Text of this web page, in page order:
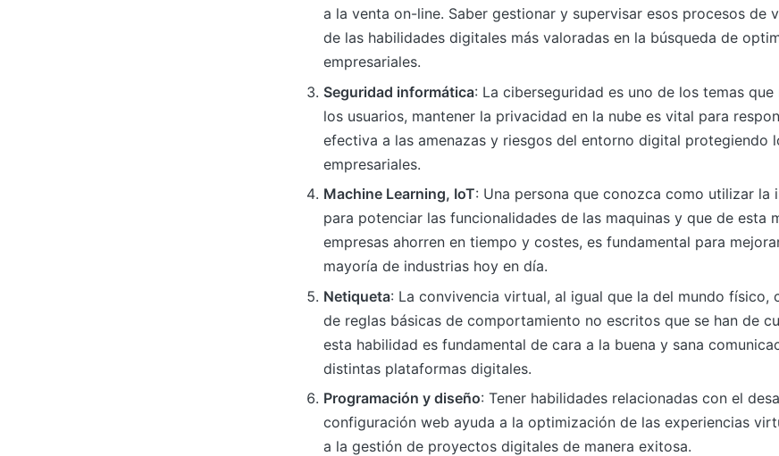
a la venta on-line. Saber gestionar y supervisar esos procesos de
de las habilidades digitales más valoradas en la búsqueda de
empresariales.
Seguridad informática: La ciberseguridad es uno de los temas que
los usuarios, mantener la privacidad en la nube es vital para
efectiva a las amenazas y riesgos del entorno digital protegiendo
empresariales.
Machine Learning, IoT: Una persona que conozca como utilizar la
para potenciar las funcionalidades de las maquinas y que de esta
empresas ahorren en tiempo y costes, es fundamental para
mayoría de industrias hoy en día.
Netiqueta: La convivencia virtual, al igual que la del mundo físico,
de reglas básicas de comportamiento no escritos que se han de
esta habilidad es fundamental de cara a la buena y sana
distintas plataformas digitales.
Programación y diseño: Tener habilidades relacionadas con el
configuración web ayuda a la optimización de las experiencias
a la gestión de proyectos digitales de manera exitosa.